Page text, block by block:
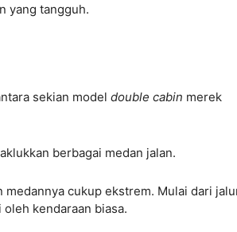
yang tangguh.
sekian model double cabin merek
berbagai medan jalan.
cukup ekstrem. Mulai dari
kendaraan biasa.